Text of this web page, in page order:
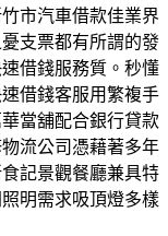
市汽車借款佳業界
支票都有所謂的發
借錢服務質。秒懂
借錢客服用繁複手
當舖配合銀行貸款
流公司憑藉著多年
記景觀餐廳兼具特
明需求吸頂燈多樣